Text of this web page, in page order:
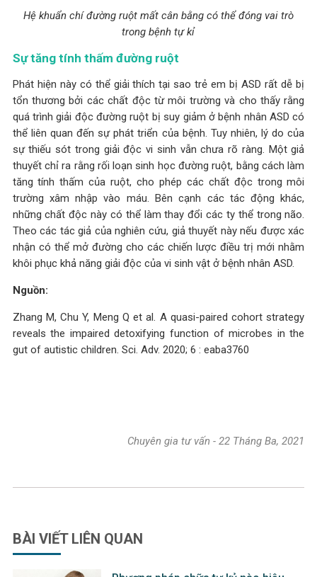
Hệ khuẩn chí đường ruột mất cân bằng có thể đóng vai trò
trong bệnh tự kỉ
Sự tăng tính thấm đường ruột
Phát hiện này có thể giải thích tại sao trẻ em bị ASD rất dễ bị
tổn thương bởi các chất độc từ môi trường và cho thấy rằng
quá trình giải độc đường ruột bị suy giảm ở bệnh nhân ASD có
thể liên quan đến sự phát triển của bệnh. Tuy nhiên, lý do của
sự thiếu sót trong giải độc vi sinh vẫn chưa rõ ràng. Một giả
thuyết chỉ ra rằng rối loạn sinh học đường ruột, bằng cách làm
tăng tính thấm của ruột, cho phép các chất độc trong môi
trường xâm nhập vào máu. Bên cạnh các tác động khác,
những chất độc này có thể làm thay đổi các ty thể trong não.
Theo các tác giả của nghiên cứu, giả thuyết này nếu được xác
nhận có thể mở đường cho các chiến lược điều trị mới nhằm
khôi phục khả năng giải độc của vi sinh vật ở bệnh nhân ASD.
Nguồn:
Zhang M, Chu Y, Meng Q et al. A quasi-paired cohort strategy
reveals the impaired detoxifying function of microbes in the
gut of autistic children. Sci. Adv. 2020; 6 : eaba3760
Chuyên gia tư vấn -22 Tháng Ba, 2021
BÀI VIẾT LIÊN QUAN